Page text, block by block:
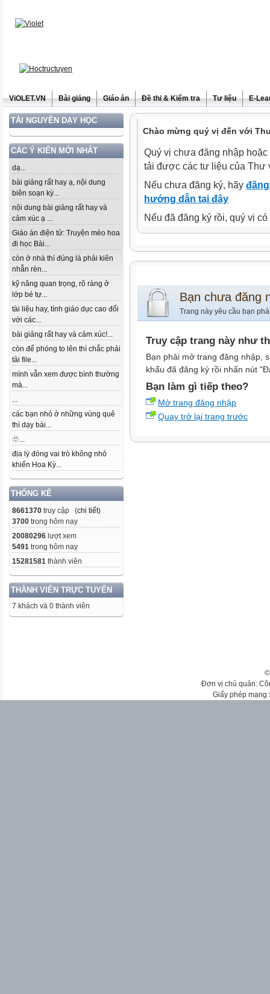
ViOLET.VN Bài giảng Giáo án Đề thi & Kiểm tra Tư liệu E-
TÀI NGUYÊN DẠY HỌC
CÁC Ý KIẾN MỚI NHẤT
dạ...
bài giảng rất hay ạ, nội dung
biên soạn kỳ...
nội dung bài giảng rất hay và
cảm xúc ạ ...
Giáo án điện tử: Truyện mèo hoa
đi học Bài...
còn ở nhà thì đúng là phải kiên
nhẫn rèn...
kỹ năng quan trọng, rõ ràng ở
lớp bé tự...
tài liệu hay, tính giáo dục cao đối
với các...
bài giảng rất hay và cảm xúc!...
còn để phóng to lên thì chắc phải
tải file...
mình vẫn xem được bình thường
mà...
...
các bạn nhỏ ở những vùng quê
thì dạy bài...
🫥...
địa lý đóng vai trò không nhỏ
khiến Hoa Kỳ...
THỐNG KÊ
8661370 truy cập (chi tiết)
3700 trong hôm nay
20080296 lượt xem
5491 trong hôm nay
15281581 thành viên
THÀNH VIÊN TRỰC TUYẾN
7 khách và 0 thành viên
Chào mừng quý vị đến với
Quý vị chưa đăng nhập
tải được các tư liệu của Thư
Nếu chưa đăng ký, hãy
hướng dẫn tại đây
Nếu đã đăng ký rồi, quý vị
Bạn chưa đăng
Trang này yêu cầu bạn
Truy cập trang này như
Bạn phải mở trang đăng nhập,
khẩu đã đăng ký rồi nhấn nút
Bạn làm gì tiếp theo?
Mở trang đăng nhập
Quay trở lại trang trước
Đơn vị chủ quản:
Giấy phép mạng